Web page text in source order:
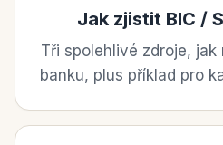
Jak zjistit BIC /
Tři spolehlivé zdroje, jak
banku, plus příklad pro